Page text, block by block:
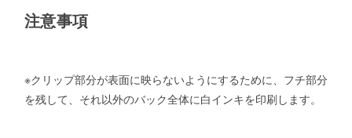
注意事項
※クリップ部分が表面に映らないようにするために、フチ部分
を残して、それ以外のバック全体に白インキを印刷します。